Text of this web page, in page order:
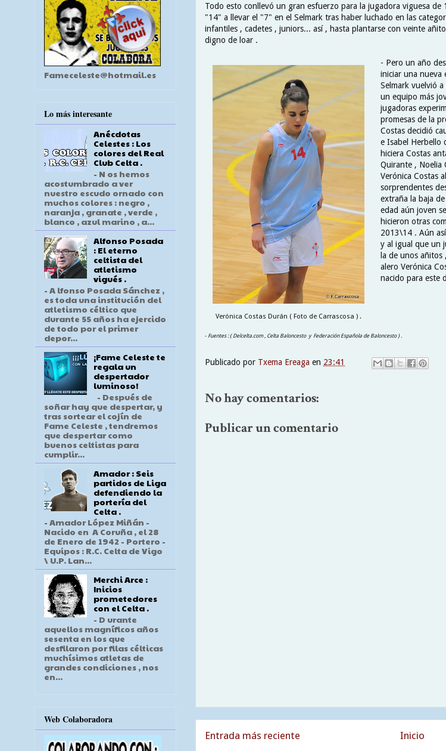
Todo esto conllevó un gran esfuerzo para la jugadora viguesa de
"14" a llevar el "7" en el Selmark tras haber luchado en las
infantiles , cadetes , juniors... así , hasta plantarse con veinte
digno de loar .
Verónica Costas Durán ( Foto de Carrascosa ) .
- Pero un año
iniciar una nueva
Selmark vuelvió
un equipo más
jugadoras
promesas de la
Costas decidió
e Isabel Herbello
hiciera Costas
Quirante , Noelia
Verónica Costas
sorprendentes
extraña la baja
edad aún joven
hicieron otras
2013\14 . Aún
y al igual que un
la de unos añitos
alero Verónica
nacido para este
- Fuentes : ( Delcelta.com , Celta Baloncesto y Federación Española de Baloncesto ) .
Publicado por Txema Ereaga en 23:41
No hay comentarios:
Publicar un comentario
Entrada más reciente
Inicio
Fameceleste@hotmail.es
Lo más interesante
Anécdotas
Celestes : Los
colores del Real
Club Celta .
- N os hemos
acostumbrado a ver
nuestro escudo ornado con
muchos colores : negro ,
naranja , granate , verde ,
blanco , azul marino , a...
Alfonso Posada
: El eterno
celtista del
atletismo
vigués .
- A lfonso Posada Sánchez ,
es toda una institución del
atletismo céltico que
durante 55 años ha ejercido
de todo por el primer
depor...
¡Fame Celeste te
regala un
despertador
luminoso!
- Después de
soñar hay que despertar, y
tras sortear el cojín de
Fame Celeste , tendremos
que despertar como
buenos celtistas para
cumplir...
Amador : Seis
partidos de Liga
defendiendo la
portería del
Celta .
- Amador López Miñán -
Nacido en A Coruña , el 28
de Enero de 1942 - Portero -
Equipos : R.C. Celta de Vigo
\ U.P. Lan...
Merchi Arce :
Inicios
prometedores
con el Celta .
- D urante
aquellos magníficos años
sesenta en los que
desfilaron por filas célticas
muchísimos atletas de
grandes condiciones , nos
en...
Web Colaboradora